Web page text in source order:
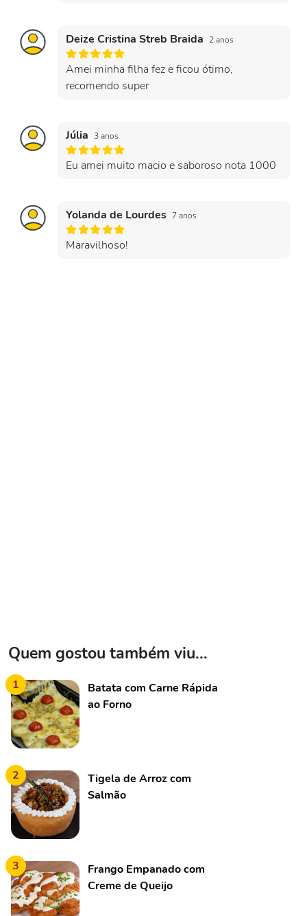
Deize Cristina Streb Braida 2 anos
Amei minha filha fez e ficou ótimo,
recomendo super
Júlia 3 anos
Eu amei muito macio e saboroso nota 1000
Yolanda de Lourdes 7 anos
Maravilhoso!
Quem gostou também viu...
1
Batata com Carne Rápida
ao Forno
2
Tigela de Arroz com
Salmão
3
Frango Empanado com
Creme de Queijo